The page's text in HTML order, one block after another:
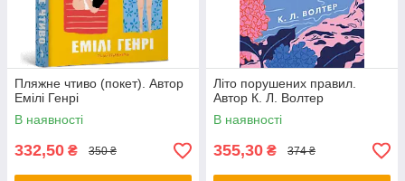
Пляжне чтиво (покет). Автор
Емілі Генрі
В наявності
332,50 ₴ 350 ₴
Літо порушених правил.
Автор К. Л. Волтер
В наявності
355,30 ₴ 374 ₴